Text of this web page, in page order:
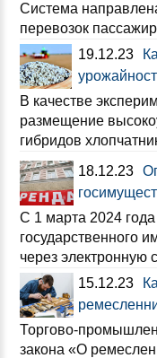
Система
перевозок
19.12.23
В качестве
размещение
гибридов
18.12.23
С 1 марта 2024
государственного
через электронную
15.12.23
Торгово-
закона «О